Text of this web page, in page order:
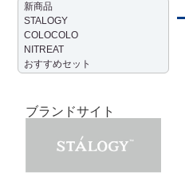
新商品
STALOGY
COLOCOLO
NITREAT
おすすめセット
ブランドサイト